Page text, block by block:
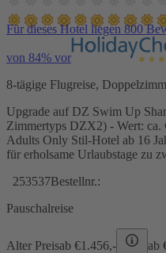
Für dieses Hotel liegen 800
von 84% vor
8-tägige Flugreise,
Upgrade auf DZ Swim Up
Zimmertyps DZX2) - Wert: ca.
Adults Only Stil-Hotel ab 16
für erholsame Urlaubstage zu
253537Bestellnr.:
Pauschalreise
Alter Preisab €1.456,- ab